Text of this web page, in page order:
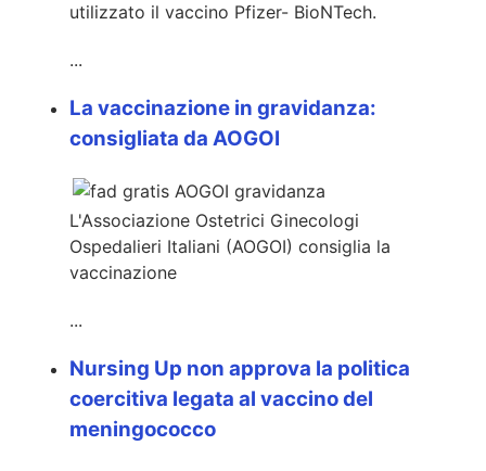
utilizzato il vaccino Pfizer- BioNTech.
...
La vaccinazione in gravidanza:
consigliata da AOGOI
L'Associazione Ostetrici Ginecologi
Ospedalieri Italiani (AOGOI) consiglia la
vaccinazione
...
Nursing Up non approva la politica
coercitiva legata al vaccino del
meningococco